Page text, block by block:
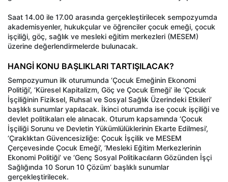
Saat 14.00 ile 17.00 arasında gerçekleştirilecek sempozyumda
akademisyenler, hukukçular ve öğrenciler çocuk emeği, çocuk
işçiliği, göç, sağlık ve mesleki eğitim merkezleri (MESEM)
üzerine değerlendirmelerde bulunacak.
HANGİ KONU BAŞLIKLARI TARTIŞILACAK?
Sempozyumun ilk oturumunda ‘Çocuk Emeğinin Ekonomi
Politiği’, ‘Küresel Kapitalizm, Göç ve Çocuk Emeği’ ile ‘Çocuk
İşçiliğinin Fiziksel, Ruhsal ve Sosyal Sağlık Üzerindeki Etkileri’
başlıklı sunumlar yapılacak. İkinci oturumda ise çocuk işçiliği ve
devlet politikaları ele alınacak. Oturum kapsamında ‘Çocuk
İşçiliği Sorunu ve Devletin Yükümlülüklerinin Ekarte Edilmesi’,
‘Çıraklıktan Güvencesizliğe: Çocuk İşçilik ve MESEM
Çerçevesinde Çocuk Emeği’, ‘Mesleki Eğitim Merkezlerinin
Ekonomi Politiği’ ve ‘Genç Sosyal Politikacıların Gözünden İşçi
Sağlığında 10 Sorun 10 Çözüm’ başlıklı sunumlar
gerçekleştirilecek.